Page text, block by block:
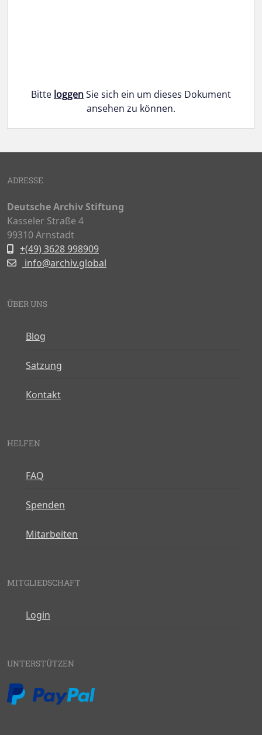
Bitte loggenSie sich ein um dieses Dokument
ansehen zu können.
Doukmente-Navigation
ADRESSE
Deutsche Archiv Stiftung
Kasseler Straße 4
99310 Arnstadt
+(49) 3628 998909
info@archiv.global
ÜBER UNS
Blog
Satzung
Kontakt
HELFEN
FAQ
Spenden
Mitarbeiten
MITGLIEDSCHAFT
Login
UNTERSTÜTZEN